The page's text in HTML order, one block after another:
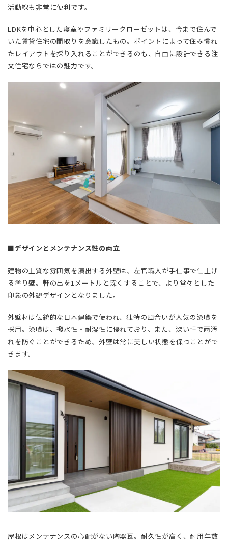
活動線も非常に便利です。
LDKを中心とした寝室やファミリークローゼットは、今まで住んで
いた賃貸住宅の間取りを意識したもの。ポイントによって住み慣れ
たレイアウトを採り入れることができるのも、自由に設計できる注
文住宅ならではの魅力です。
■デザインとメンテナンス性の両立
建物の上質な雰囲気を演出する外壁は、左官職人が手仕事で仕上げ
る塗り壁。軒の出を1メートルと深くすることで、より堂々とした
印象の外観デザインとなりました。
外壁材は伝統的な日本建築で使われ、独特の風合いが人気の漆喰を
採用。漆喰は、撥水性・耐湿性に優れており、また、深い軒で雨汚
れを防ぐことができるため、外壁は常に美しい状態を保つことがで
きます。
屋根はメンテナンスの心配がない陶器瓦。耐久性が高く、耐用年数